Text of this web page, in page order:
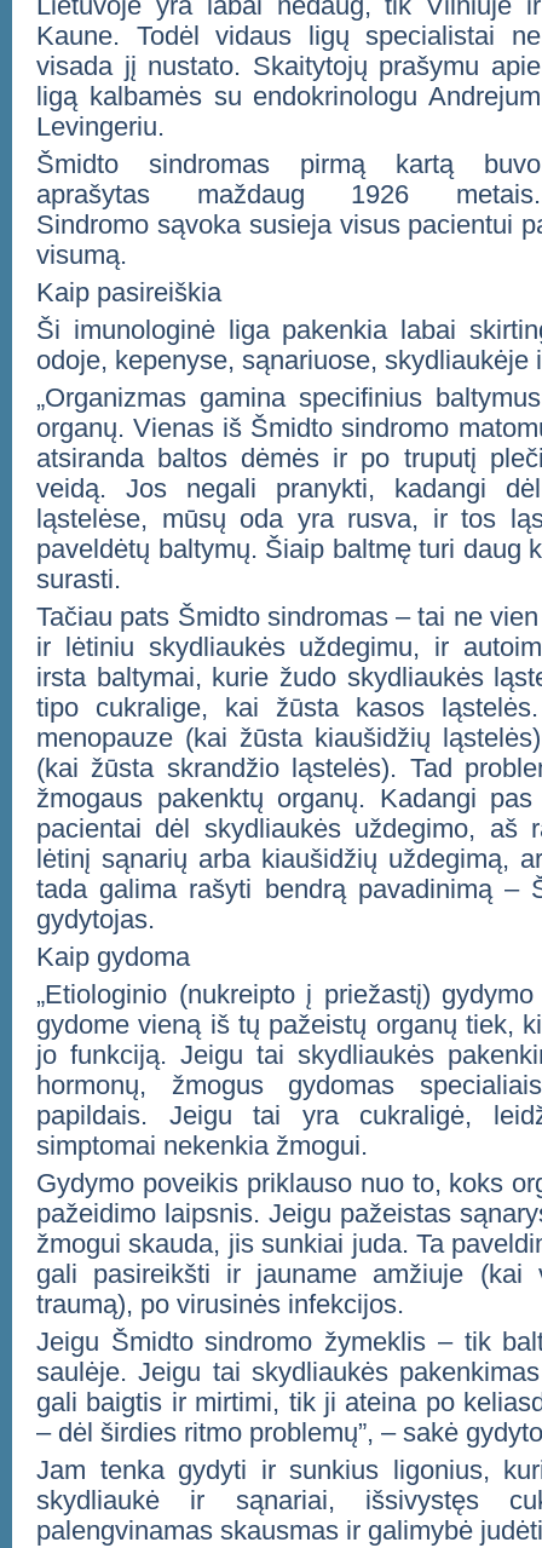
Lietuvoje yra labai nedaug, tik Vilniuje ir
Kaune. Todėl vidaus ligų specialistai ne
visada jį nustato. Skaitytojų prašymu apie
ligą kalbamės su endokrinologu Andrejum
Levingeriu.
Šmidto sindromas pirmą kartą buvo
aprašytas maždaug 1926 metais.
Sindromo sąvoka susieja visus pacientui
visumą.
Kaip pasireiškia
Ši imunologinė liga pakenkia labai
odoje, kepenyse, sąnariuose, skydliaukėje
„Organizmas gamina specifinius
organų. Vienas iš Šmidto sindromo
atsiranda baltos dėmės ir po truputį
veidą. Jos negali pranykti, kadangi
ląstelėse, mūsų oda yra rusva, ir tos
paveldėtų baltymų. Šiaip baltmę turi daug
surasti.
Tačiau pats Šmidto sindromas – tai ne
ir lėtiniu skydliaukės uždegimu, ir
irsta baltymai, kurie žudo skydliaukės
tipo cukralige, kai žūsta kasos
menopauze (kai žūsta kiaušidžių
(kai žūsta skrandžio ląstelės). Tad
žmogaus pakenktų organų. Kadangi
pacientai dėl skydliaukės uždegimo, aš
lėtinį sąnarių arba kiaušidžių uždegimą,
tada galima rašyti bendrą pavadinimą –
gydytojas.
Kaip gydoma
„Etiologinio (nukreipto į priežastį)
gydome vieną iš tų pažeistų organų tiek,
jo funkciją. Jeigu tai skydliaukės
hormonų, žmogus gydomas
papildais. Jeigu tai yra cukraligė,
simptomai nekenkia žmogui.
Gydymo poveikis priklauso nuo to, koks
pažeidimo laipsnis. Jeigu pažeistas
žmogui skauda, jis sunkiai juda. Ta
gali pasireikšti ir jauname amžiuje (kai
traumą), po virusinės infekcijos.
Jeigu Šmidto sindromo žymeklis – tik
saulėje. Jeigu tai skydliaukės
gali baigtis ir mirtimi, tik ji ateina po
– dėl širdies ritmo problemų”, – sakė
Jam tenka gydyti ir sunkius ligonius,
skydliaukė ir sąnariai, išsivystęs
palengvinamas skausmas ir galimybė